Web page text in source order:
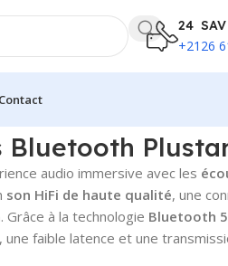
24 SAV
+2126
Bluetooth
audio immersive avec les
son HiFi de haute qualité, une
Grâce à la technologie Bluetooth
une faible latence et une